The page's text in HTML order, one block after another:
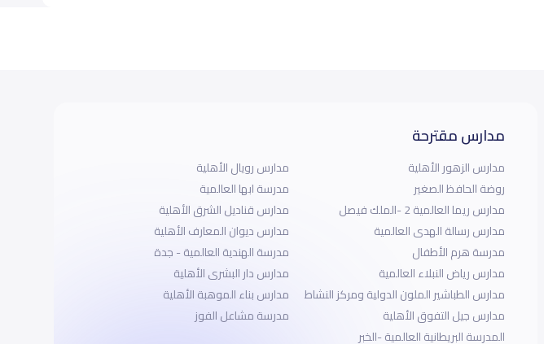
مدارس مقترحة
مدارس الزهور الأهلية
روضة الحافظ الصغير
مدارس ريما العالمية 2 -الملك فيصل
مدارس رسالة الهدى العالمية
مدرسة هرم الأطفال
مدارس رياض النبلاء العالمية
مدارس الطباشير الملون الدولية ومركز النشاط
مدارس جيل التفوق الأهلية
المدرسة البريطانية العالمية -الخبر
مدارس رويال الأهلية
مدرسة ابها العالمية
مدارس قناديل الشرق الأهلية
مدارس ديوان المعارف الأهلية
مدرسة الهندية العالمية - جدة
مدارس دار البشرى الأهلية
مدارس بناء الموهبة الأهلية
مدرسة مشاعل الفوز